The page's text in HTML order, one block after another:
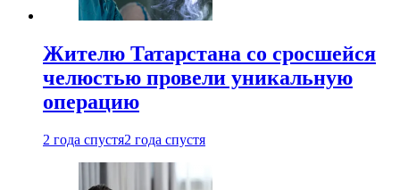
Жителю Татарстана со сросшейся
челюстью провели уникальную
операцию
2 года спустя2 года спустя